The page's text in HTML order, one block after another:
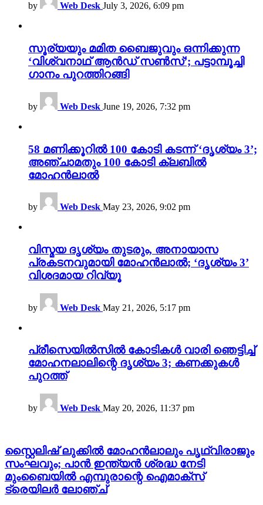
by Web Desk July 3, 2026, 6:09 pm
സൂര്യയും മമിത ബൈജുവും ഒന്നിക്കുന്ന
‘വിശ്വനാഥ് ആൻഡ് സൺസ്’; പട്ടാമ്പൂച്ചി
ഗാനം പുറത്തിറങ്ങി
by Web Desk June 19, 2026, 7:32 pm
58 മണിക്കൂറിൽ 100 കോടി കടന്ന് ‘ദൃശ്യം 3’;
അഞ്ചാമതും 100 കോടി ക്ലബിൽ
മോഹൻലാൽ
by Web Desk May 23, 2026, 9:02 pm
വിസ്മയ ദൃശ്യം തുടരും, അനായാസ
പ്രകടനവുമായി മോഹൻലാൽ; ‘ദൃശ്യം 3’
വിശദമായ റിവ്യൂ
by Web Desk May 21, 2026, 5:17 pm
പ്രീസെയിൽസിൽ കോടികൾ വാരി ഞെട്ടിച്ച്
മോഹനലാലിന്റെ ദൃശ്യം 3; കണക്കുകൾ
പുറത്ത്
by Web Desk May 20, 2026, 11:37 pm
സ്റ്റൈലിഷ് ലുക്കിൽ മോഹൻലാലും പൃഥ്വിരാജും
സംഘവും; പാൻ ഇന്ത്യൻ ശ്രദ്ധ നേടി
മുംബൈയിൽ എമ്പുരാന്റെ ഐമാക്സ്
ട്രെയിലർ ലോഞ്ച്